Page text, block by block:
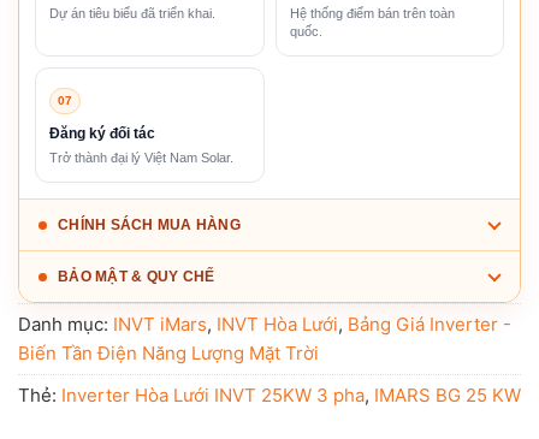
Dự án tiêu biểu đã triển khai.
Hệ thống điểm bán trên toàn
quốc.
07
Đăng ký đối tác
Trở thành đại lý Việt Nam Solar.
CHÍNH SÁCH MUA HÀNG
BẢO MẬT & QUY CHẾ
Danh mục: INVT iMars, INVT Hòa Lưới, Bảng Giá Inverter -
Biến Tần Điện Năng Lượng Mặt Trời
Thẻ: Inverter Hòa Lưới INVT 25KW 3 pha, IMARS BG 25 KW